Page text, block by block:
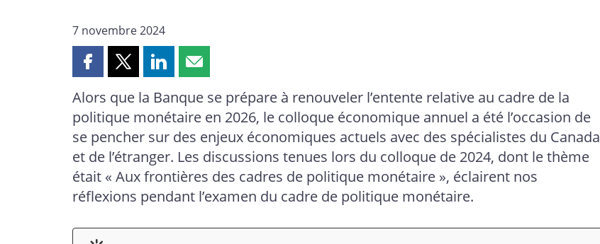
7 novembre 2024
Partager
page
sur
Facebook
Partager
page
sur
X
Partager
page
sur
LinkedIn
Partager
page
par
courriel
Alors que la Banque se prépare à renouveler l’entente relative au cadre de la
politique monétaire en 2026, le colloque économique annuel a été l’occasion de
se pencher sur des enjeux économiques actuels avec des spécialistes du Canada
et de l’étranger. Les discussions tenues lors du colloque de 2024, dont le thème
était « Aux frontières des cadres de politique monétaire », éclairent nos
réflexions pendant l’examen du cadre de politique monétaire.